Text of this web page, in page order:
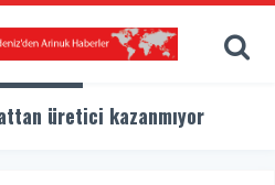
üretici kazanmıyor